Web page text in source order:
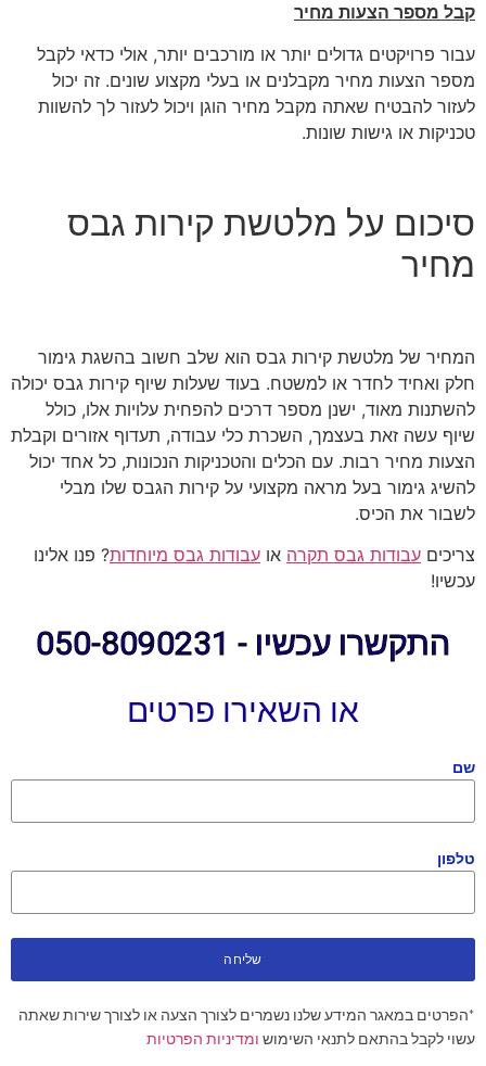
קבל מספר הצעות מחיר
עבור פרויקטים גדולים יותר או מורכבים יותר, אולי כדאי לקבל
מספר הצעות מחיר מקבלנים או בעלי מקצוע שונים. זה יכול
לעזור להבטיח שאתה מקבל מחיר הוגן ויכול לעזור לך להשוות
טכניקות או גישות שונות.
סיכום על מלטשת קירות גבס
מחיר
המחיר של מלטשת קירות גבס הוא שלב חשוב בהשגת גימור
חלק ואחיד לחדר או למשטח. בעוד שעלות שיוף קירות גבס יכולה
להשתנות מאוד, ישנן מספר דרכים להפחית עלויות אלו, כולל
שיוף עשה זאת בעצמך, השכרת כלי עבודה, תעדוף אזורים וקבלת
הצעות מחיר רבות. עם הכלים והטכניקות הנכונות, כל אחד יכול
להשיג גימור בעל מראה מקצועי על קירות הגבס שלו מבלי
לשבור את הכיס.
צריכים עבודות גבס תקרה או עבודות גבס מיוחדות? פנו אלינו
עכשיו!
התקשרו עכשיו - 050-8090231
או השאירו פרטים
שם
טלפון
שליחה
*הפרטים במאגר המידע שלנו נשמרים לצורך הצעה או לצורך שירות שאתה
עשוי לקבל בהתאם לתנאי השימוש ומדיניות הפרטיות